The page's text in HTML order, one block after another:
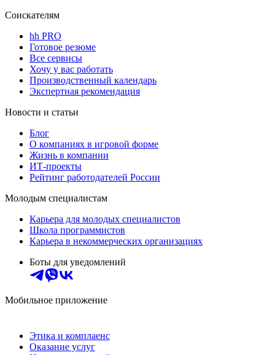
Соискателям
hh PRO
Готовое резюме
Все сервисы
Хочу у вас работать
Производственный календарь
Экспертная рекомендация
Новости и статьи
Блог
О компаниях в игровой форме
Жизнь в компании
ИТ-проекты
Рейтинг работодателей России
Молодым специалистам
Карьера для молодых специалистов
Школа программистов
Карьера в некоммерческих организациях
Боты для уведомлений
Мобильное приложение
Этика и комплаенс
Оказание услуг